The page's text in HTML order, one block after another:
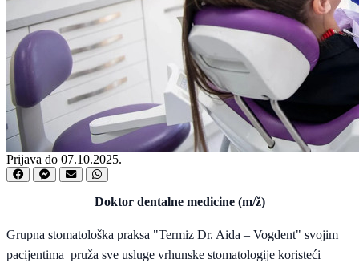
Prijava do 07.10.2025.
Doktor dentalne medicine (m/ž)
Grupna stomatološka praksa "Termiz Dr. Aida – Vogdent" svojim
pacijentima pruža sve usluge vrhunske stomatologije koristeći